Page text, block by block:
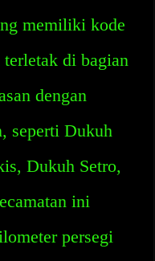
memiliki kode
di bagian
dengan
seperti Dukuh
Dukuh Setro,
ini
persegi